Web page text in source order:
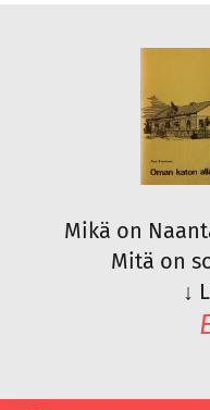
Mikä on
Mitä on
↓